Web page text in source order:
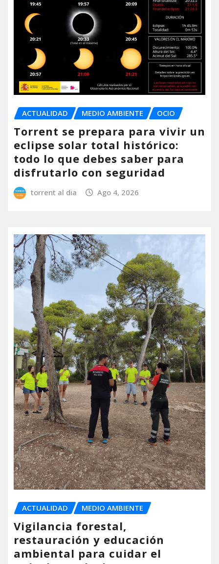
ACTUALIDAD MEDIO AMBIENTE OCIO
Torrent se prepara para vivir un
eclipse solar total histórico:
todo lo que debes saber para
disfrutarlo con seguridad
torrent al dia Ago 4, 2026
ACTUALIDAD MEDIO AMBIENTE
Vigilancia forestal,
restauración y educación
ambiental para cuidar el